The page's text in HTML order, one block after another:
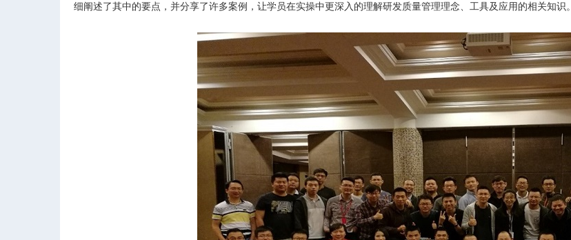
细阐述了其中的要点，并分享了许多案例，让学员在实操中更深入的理解研发质量管理理念、工具及应用的相关知识。